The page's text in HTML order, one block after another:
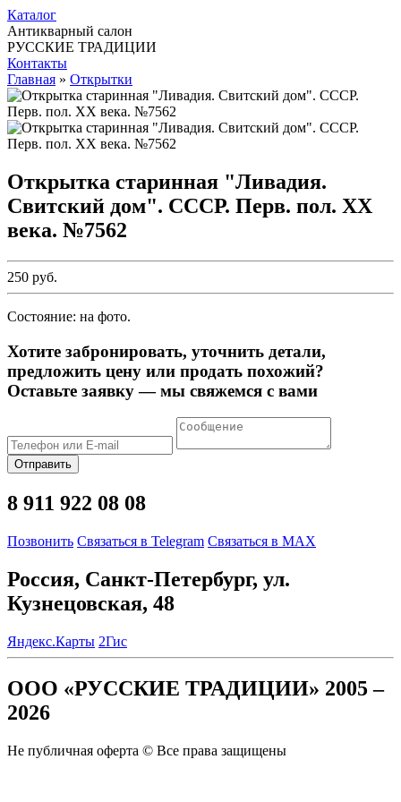
Каталог
Антикварный салон
РУССКИЕ ТРАДИЦИИ
Контакты
Главная » Открытки
Открытка старинная "Ливадия.
Свитский дом". СССР. Перв. пол. ХХ
века. №7562
250 руб.
Состояние: на фото.
Хотите забронировать, уточнить детали,
предложить цену или продать похожий?
Оставьте заявку — мы свяжемся с вами
Отправить
8 911 922 08 08
Позвонить Связаться в Telegram Связаться в MAX
Россия, Санкт-Петербург, ул.
Кузнецовская, 48
Яндекс.Карты 2Гис
ООО «РУССКИЕ ТРАДИЦИИ» 2005 –
2026
Не публичная оферта © Все права защищены